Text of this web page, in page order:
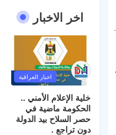
اخر الاخبار
اخبار العراقية
خلية الإعلام الأمني ..
الحكومة ماضية في
حصر السلاح بيد الدولة
دون تراجع .